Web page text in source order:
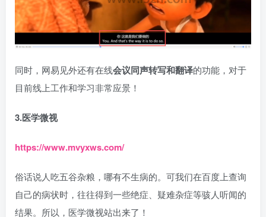
同时，网易见外还有在线会议同声转写和翻译的功能，对于
目前线上工作和学习非常应景！
3.医学微视
https://www.mvyxws.com/
俗话说人吃五谷杂粮，哪有不生病的。可我们在百度上查询
自己的病状时，往往得到一些绝症、疑难杂症等骇人听闻的
结果。所以，医学微视站出来了！